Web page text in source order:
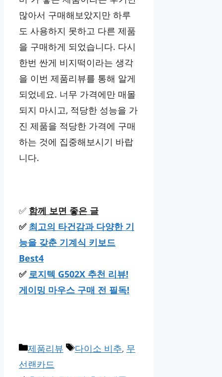
많아서 구매해보았지만 하루
도 사용하지 못하고 다른 제품
을 구매하게 되었습니다. 다시
한번 싼게 비지떡이라는 생각
을 이번 제품리뷰를 통해 알게
되었네요. 너무 가격에만 매몰
되지 마시고, 적당한 성능을 가
진 제품을 적당한 가격에 구매
하는 것에 집중해보시기 바랍
니다.
✅ 함께 보면 좋은 글
✅ 최고의 타건감과 다양한 기
능을 갖춘 기계식 키보드
Best4
✅ 로지텍 G502X 추천 리뷰!
게이밍 마우스 구매 전 필독!
카
테
제품리뷰
태
다이소 비추, 무
선랜카드